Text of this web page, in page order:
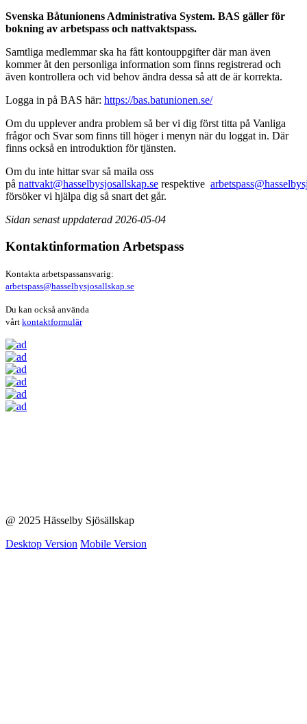
Svenska Båtunionens Administrativa System. BAS gäller för
bokning av arbetspass och nattvaktspass.
Samtliga medlemmar ska ha fått kontouppgifter där man även
kommer åt den personliga information som finns registrerad och
även kontrollera och vid behov ändra dessa så att de är korrekta.
Logga in på BAS här: https://bas.batunionen.se/
Om du upplever andra problem så ber vi dig först titta på Vanliga
frågor och Svar som finns till höger i menyn när du loggat in. Där
finns också en introduktion för tjänsten.
Om du inte hittar svar så maila oss
på nattvakt@hasselbysjosallskap.se respektive
försöker vi hjälpa dig så snart det går.
Sidan senast uppdaterad 2026-05-04
Kontaktinformation Arbetspass
Kontakta arbetspassansvarig:
arbetspass@hasselbysjosallskap.se
Du kan också använda
vårt kontaktformulär
@ 2025 Hässelby Sjösällskap
Desktop Version Mobile Version